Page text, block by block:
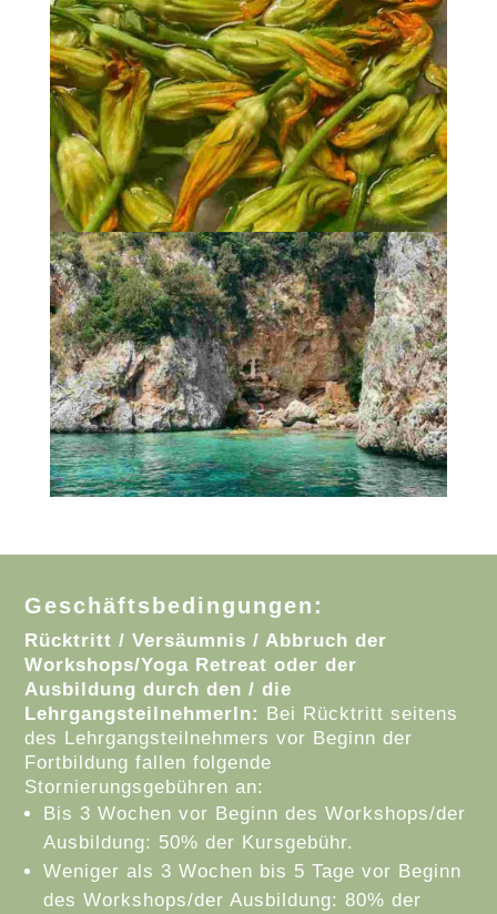
Geschäftsbedingungen:
Rücktritt / Versäumnis / Abbruch der
Workshops/Yoga Retreat oder der
Ausbildung durch den / die
LehrgangsteilnehmerIn: Bei Rücktritt seitens
des Lehrgangsteilnehmers vor Beginn der
Fortbildung fallen folgende
Stornierungsgebühren an:
Bis 3 Wochen vor Beginn des Workshops/der
Ausbildung: 50% der Kursgebühr.
Weniger als 3 Wochen bis 5 Tage vor Beginn
des Workshops/der Ausbildung: 80% der